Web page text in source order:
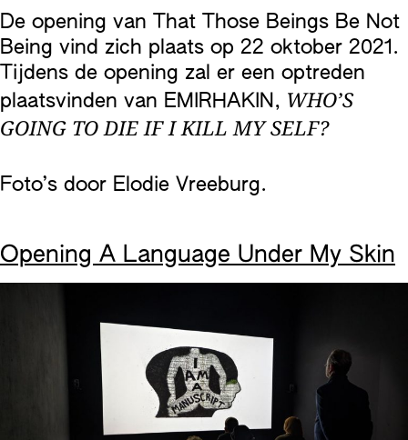
De opening van That Those Beings Be Not
Being vind zich plaats op 22 oktober 2021.
Tijdens de opening zal er een optreden
plaatsvinden van EMIRHAKIN, WHO’S
GOING TO DIE IF I KILL MY SELF?
Foto’s door Elodie Vreeburg.
Opening A Language Under My Skin